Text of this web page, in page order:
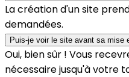
La création d'un site
demandées.
Puis-je voir le site avant sa mise
Oui, bien sûr ! Vous
nécessaire jusqu'à votre